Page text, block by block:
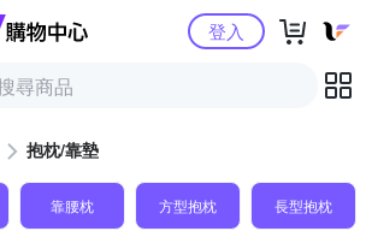
Yahoo購物中心登入
抱枕/靠墊
靠腰枕 方型抱枕 長型抱枕